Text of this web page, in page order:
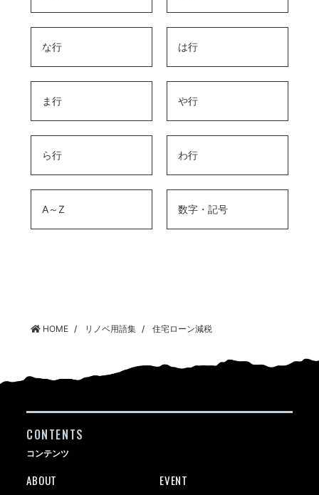
な行 は行
ま行 や行
ら行 わ行
A～Z 数字・記号
HOME リノベ用語集 住宅ローン減税
CONTENTS
コンテンツ
ABOUT
EVENT